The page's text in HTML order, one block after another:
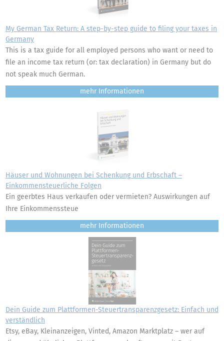
My German Tax Return: A step-by-step guide to filing your taxes in
Germany
This is a tax guide for all employed persons who want or need to
file an income tax return (or: tax declaration) in Germany but do
not speak much German.
mehr
Häuser und Wohnungen bei Schenkung und Erbschaft –
Einkommensteuerliche Folgen
Ein geerbtes Haus verkaufen oder vermieten? Auswirkungen auf
Ihre Einkommenssteue
mehr
Dein Guide zum Plattformen-Steuertransparenzgesetz: Einfach und
verständlich
Etsy, eBay, Kleinanzeigen, Vinted, Amazon Marktplatz – wer auf